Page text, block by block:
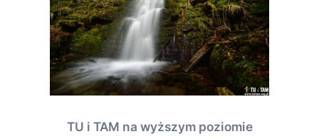
TU i TAM na wyższym poziomie